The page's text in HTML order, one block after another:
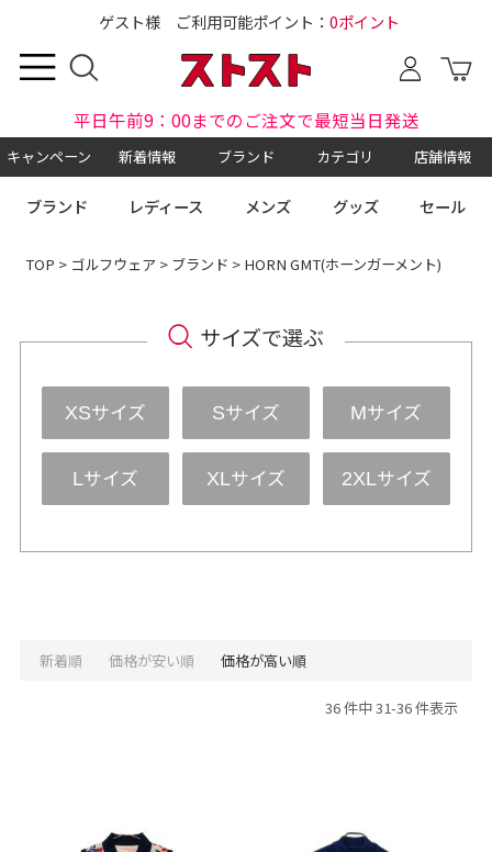
ゲスト様 ご利用可能ポイント： 0ポイント
平日午前9：00までのご注文で最短当日発送
キャンペーン 新着情報 ブランド カテゴリ 店舗情報
ブランド レディース メンズ グッズ セール
TOP > ゴルフウェア > ブランド > HORN GMT(ホーンガーメント)
サイズで選ぶ
XSサイズ Sサイズ Mサイズ
Lサイズ XLサイズ 2XLサイズ
新着順 価格が安い順 価格が高い順
36 件中 31-36 件表示